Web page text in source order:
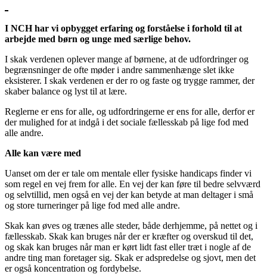
I NCH har vi opbygget erfaring og forståelse i forhold til at
arbejde med børn og unge med særlige behov.
I skak verdenen oplever mange af børnene, at de udfordringer og
begrænsninger de ofte møder i andre sammenhænge slet ikke
eksisterer. I skak verdenen er der ro og faste og trygge rammer, der
skaber balance og lyst til at lære.
Reglerne er ens for alle, og udfordringerne er ens for alle, derfor er
der mulighed for at indgå i det sociale fællesskab på lige fod med
alle andre.
Alle kan være med
Uanset om der er tale om mentale eller fysiske handicaps finder vi
som regel en vej frem for alle. En vej der kan føre til bedre selvværd
og selvtillid, men også en vej der kan betyde at man deltager i små
og store turneringer på lige fod med alle andre.
Skak kan øves og trænes alle steder, både derhjemme, på nettet og i
fællesskab. Skak kan bruges når der er kræfter og overskud til det,
og skak kan bruges når man er kørt lidt fast eller træt i nogle af de
andre ting man foretager sig. Skak er adspredelse og sjovt, men det
er også koncentration og fordybelse.